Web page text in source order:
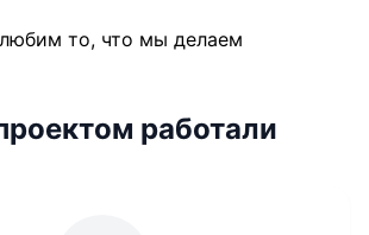
то, что мы делаем
работали